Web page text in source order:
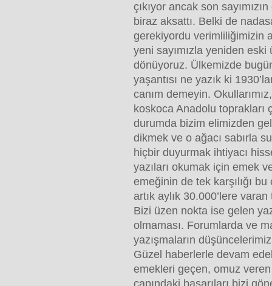
çıkıyor ancak son
biraz aksattı. Belki de
gerekiyordu verimliliğimizin
yeni sayımızla yeniden
dönüyoruz. Ülkemizde
yaşantısı ne yazık ki
canım demeyin.
koskoca Anadolu toprakları
durumda bizim elimizden
dikmek ve o ağacı sabırla
hiçbir duyurmak ihtiyacı
yazıları okumak için emek
emeğinin de tek karşılığı
artık aylık 30.000’lere
Bizi üzen nokta ise gelen
olmaması. Forumlarda ve
yazışmaların
Güzel haberlerle devam
emekleri geçen, omuz veren
çapındaki başarıları bizi